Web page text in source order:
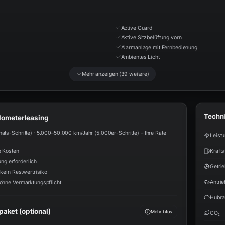
Active Guard
Aktive Sitzbelüftung vorn
Alarmanlage mit Fernbedienung
Ambientes Licht
Mehr anzeigen (39 weitere)
Schritte) · 5.000–50.000 km/Jahr (5.000er-Schritte) – Ihre Rate
Kosten
erforderlich
Restwertrisiko
Vermarktungspflicht
(optional) Mehr Infos CO₂